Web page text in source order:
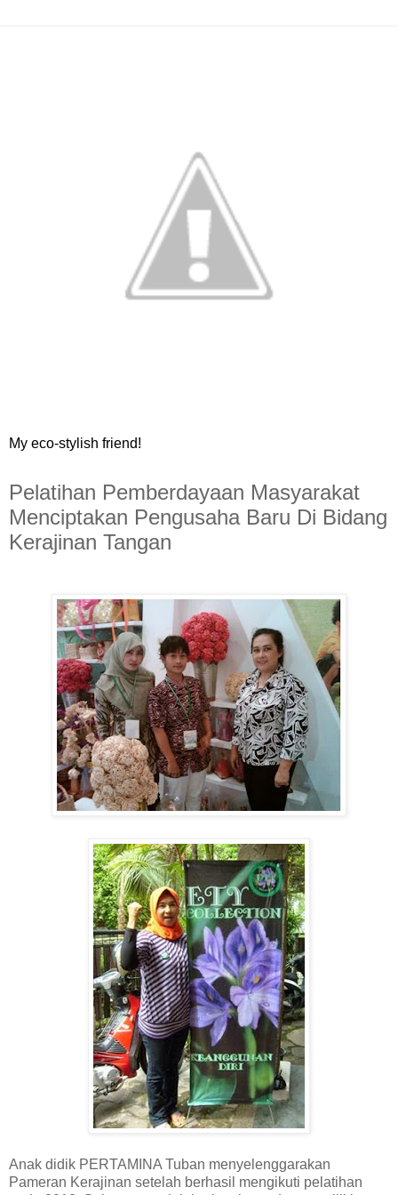
My eco-stylish friend!
Pelatihan Pemberdayaan Masyarakat
Menciptakan Pengusaha Baru Di Bidang
Kerajinan Tangan
Anak didik PERTAMINA Tuban menyelenggarakan
Pameran Kerajinan setelah berhasil mengikuti pelatihan